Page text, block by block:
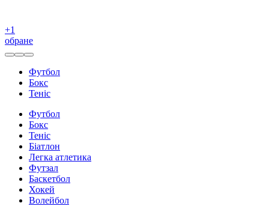
+1
обране
Футбол
Бокс
Теніс
Футбол
Бокс
Теніс
Біатлон
Легка атлетика
Футзал
Баскетбол
Хокей
Волейбол